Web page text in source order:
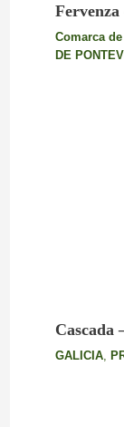
Comarca
DE
Cascada
GALICIA,